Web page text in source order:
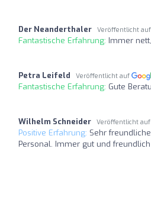
Der Neanderthaler Veröffentlicht auf
Fantastische Erfahrung: Immer
Petra Leifeld Veröffentlicht auf
Fantastische Erfahrung: Gute
Wilhelm Schneider Veröffentlicht auf
Positive Erfahrung: Sehr
Personal. Immer gut und